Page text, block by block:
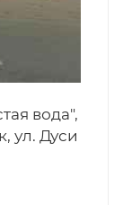
вода",
ул. Дуси